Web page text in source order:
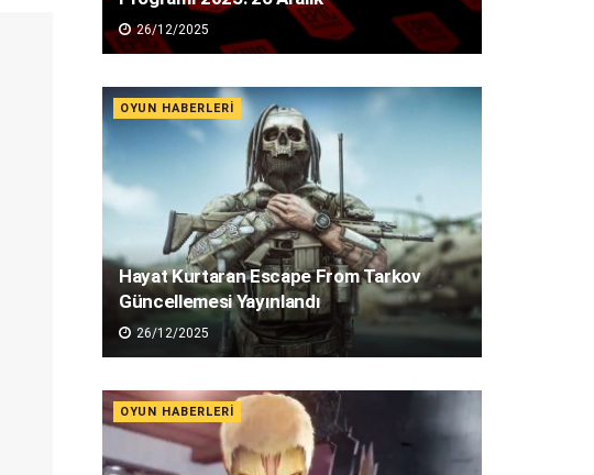
26/12/2025
OYUN HABERLERI
Hayat Kurtaran Escape From Tarkov
Güncellemesi Yayınlandı
26/12/2025
OYUN HABERLERI